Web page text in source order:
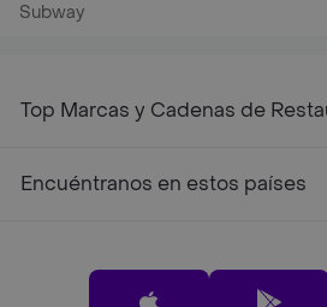
Subway
Top Marcas y Cadenas de
Encuéntranos en estos países